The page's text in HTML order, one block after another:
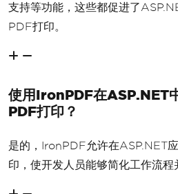
支持等功能，这些都促进了
PDF打印。
使用IronPDF在ASP.NET
PDF打印？
是的，IronPDF允许在ASP.NET
印，使开发人员能够简化工作流程